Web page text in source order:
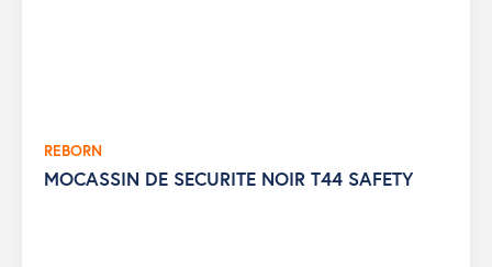
REBORN
MOCASSIN DE SECURITE NOIR T44 SAFETY